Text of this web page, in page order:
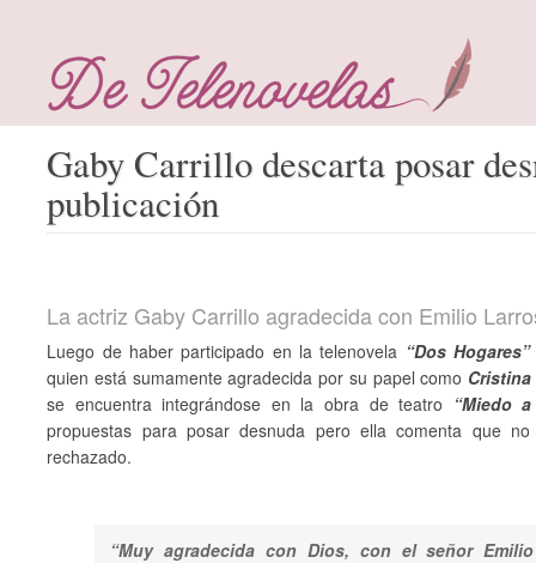
Gaby Carrillo descarta posar
publicación
La actriz Gaby Carrillo agradecida con Emilio
Luego de haber participado en la telenovela “Dos Hogares”
quien está sumamente agradecida por su papel como
se encuentra integrándose en la obra de teatro “Miedo
propuestas para posar desnuda pero ella comenta que
rechazado.
“Muy agradecida con Dios, con el señor